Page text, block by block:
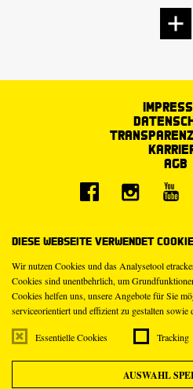
Diese Webseite verwendet
Wir nutzen Cookies und das Analysetool
Cookies sind unentbehrlich, um
Cookies helfen uns, unsere Angebote für Sie
serviceorientiert und effizient zu gestalten sowie
Essentielle Cookies Tracking
AUSWAHL
AGB